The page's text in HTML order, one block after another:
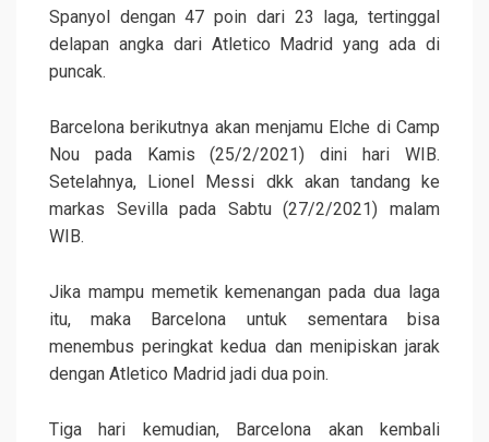
Spanyol dengan 47 poin dari 23 laga, tertinggal
delapan angka dari Atletico Madrid yang ada di
puncak.
Barcelona berikutnya akan menjamu Elche di Camp
Nou pada Kamis (25/2/2021) dini hari WIB.
Setelahnya, Lionel Messi dkk akan tandang ke
markas Sevilla pada Sabtu (27/2/2021) malam
WIB.
Jika mampu memetik kemenangan pada dua laga
itu, maka Barcelona untuk sementara bisa
menembus peringkat kedua dan menipiskan jarak
dengan Atletico Madrid jadi dua poin.
Tiga hari kemudian, Barcelona akan kembali